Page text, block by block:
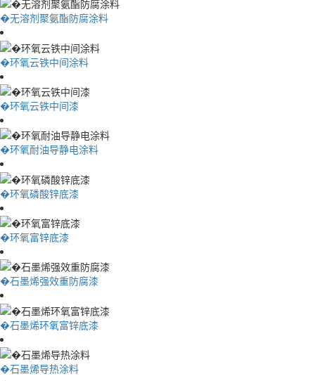
�无溶剂聚氨酯防腐涂料
�环氧云铁中间涂料
�环氧云铁中间漆
�环氧耐油导静电涂料
�环氧磷酸锌底漆
�环氧富锌底漆
�石墨烯强效重防腐漆
�石墨烯环氧富锌底漆
�石墨烯导热涂料